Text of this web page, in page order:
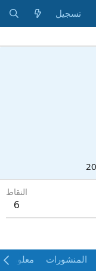
تسجيل
النقاط
6
المنشورات معلومات